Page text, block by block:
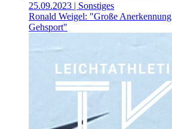
25.09.2023 | Sonstiges
Ronald Weigel: "Große
Gehsport"